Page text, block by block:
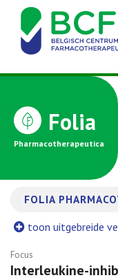
Folia
Pharmacotherapeutica
FOLIA
toon uitgebreide
Focus
Interleukine-